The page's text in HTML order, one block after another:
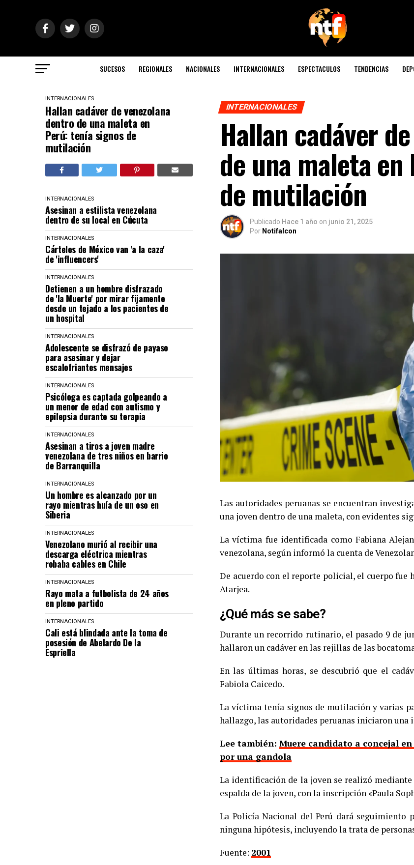
SUCESOS REGIONALES NACIONALES INTERNACIONALES ESPECTACULOS TENDENCIAS
INTERNACIONALES
Hallan cadáver de venezolana
dentro de una maleta en
Perú: tenía signos de
mutilación
INTERNACIONALES
Asesinan a estilista venezolana
dentro de su local en Cúcuta
INTERNACIONALES
Cárteles de México van 'a la caza'
de 'influencers'
INTERNACIONALES
Detienen a un hombre disfrazado
de 'la Muerte' por mirar fijamente
desde un tejado a los pacientes de
un hospital
INTERNACIONALES
Adolescente se disfrazó de payaso
para asesinar y dejar
escalofriantes mensajes
INTERNACIONALES
Psicóloga es captada golpeando a
un menor de edad con autismo y
epilepsia durante su terapia
INTERNACIONALES
Asesinan a tiros a joven madre
venezolana de tres niños en barrio
de Barranquilla
INTERNACIONALES
Un hombre es alcanzado por un
rayo mientras huía de un oso en
Siberia
INTERNACIONALES
Venezolano murió al recibir una
descarga eléctrica mientras
robaba cables en Chile
INTERNACIONALES
Rayo mata a futbolista de 24 años
en pleno partido
INTERNACIONALES
Cali está blindada ante la toma de
posesión de Abelardo De la
Espriella
INTERNACIONALES
Hallan cadáver
de una maleta
de mutilación
Publicado Hace 1 año on junio 21, 2025
Por Notifalcon
Las autoridades peruanas se encuentran
una joven dentro de una maleta, con evidentes
La víctima fue identificada como Fabiana
venezolana, según informó la cuenta de
De acuerdo con el reporte policial, el cuerpo
Atarjea.
¿Qué más se sabe?
Durante un recorrido rutinario, el pasado 9 de
hallaron un cadáver en las rejillas de las
En las últimas horas, se descubrió que el
Fabiola Caicedo.
La víctima tenía signos de mutilación y varias
hallazgo, las autoridades peruanas iniciaron una
Lee también: Muere candidato a concejal
por una gandola
La identificación de la joven se realizó
espalda de la joven, con la inscripción «Paula
La Policía Nacional del Perú dará seguimiento
ninguna hipótesis, incluyendo la trata de
Fuente: 2001